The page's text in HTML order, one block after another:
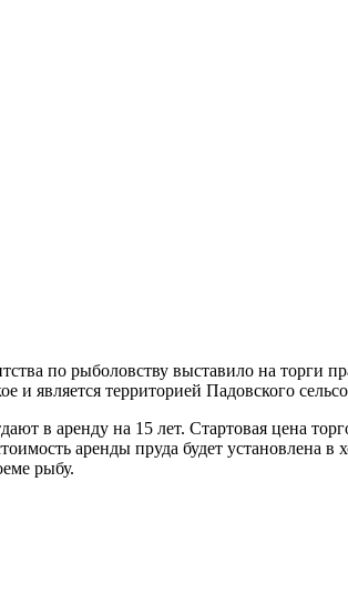
по рыболовству выставило на
является территорией Падовского
в аренду на 15 лет. Стартовая цена
аренды пруда будет установлена
рыбу.